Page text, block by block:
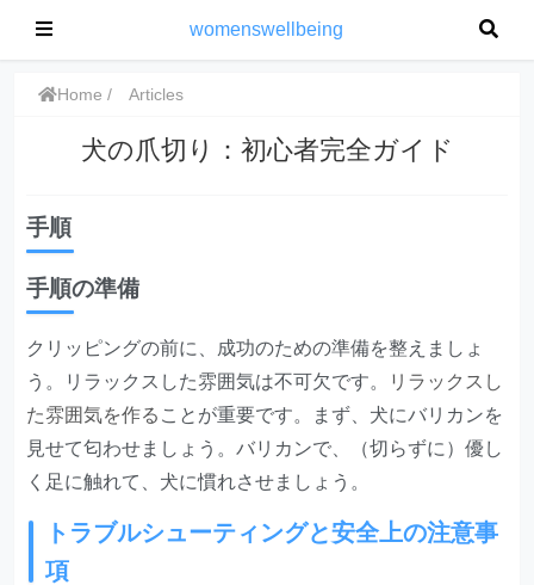
womenswellbeing
Home Articles
犬の爪切り：初心者完全ガイド
手順
手順の準備
クリッピングの前に、成功のための準備を整えましょ
う。リラックスした雰囲気は不可欠です。
リラックスし
た雰囲気を作る ことが重要です。まず、犬にバリカンを
見せて匂わせましょう。バリカンで、（切らずに）優し
く足に触れて、犬に慣れさせましょう。
トラブルシューティングと安全上の注意事
項